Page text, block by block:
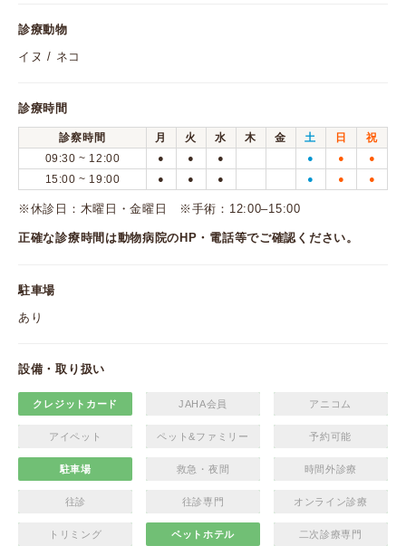
診療動物
イヌ / ネコ
診療時間
診察時間 月 火 水 木 金 土 日
祝
09:30 ~ 12:00
● ● ● ● ● ●
15:00 ~ 19:00 ● ● ● ● ● ●
※休診日：木曜日・金曜日 ※手術：12:00–15:00
正確な診療時間は動物病院のHP・電話等でご確認ください。
駐車場
あり
設備・取り扱い
クレジットカード JAHA会員 アニコム
アイペット ペット&ファミリー 予約可能
駐車場 救急・夜間 時間外診療
往診 往診専門 オンライン診療
トリミング ペットホテル 二次診療専門